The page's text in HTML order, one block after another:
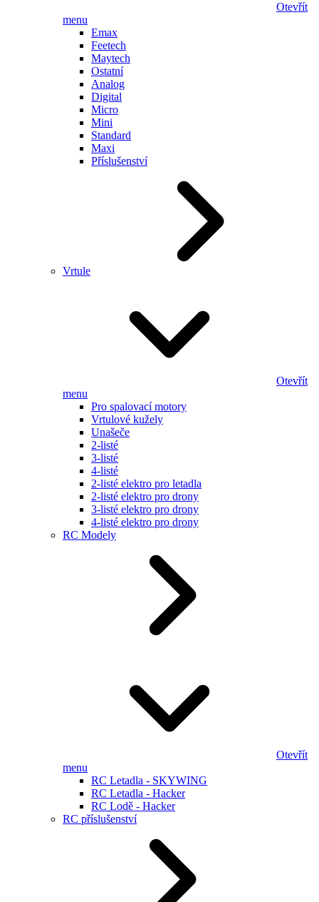
Otevřít
menu
Emax
Feetech
Maytech
Ostatní
Analog
Digital
Micro
Mini
Standard
Maxi
Příslušenství
Vrtule
Otevřít
menu
Pro spalovací motory
Vrtulové kužely
Unašeče
2-listé
3-listé
4-listé
2-listé elektro pro letadla
2-listé elektro pro drony
3-listé elektro pro drony
4-listé elektro pro drony
RC Modely
Otevřít
menu
RC Letadla - SKYWING
RC Letadla - Hacker
RC Lodě - Hacker
RC příslušenství